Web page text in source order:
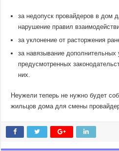
за недопуск провайдеров в дом
нарушение правил
за уклонение от расторжения
за навязывание дополнительных
предусмотренных
них.
Неужели теперь не нужно будет
жильцов дома для смены